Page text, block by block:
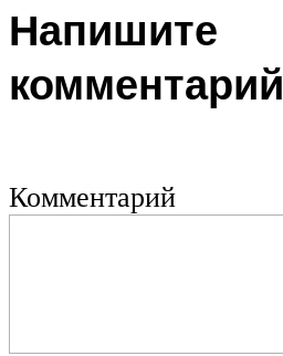
Напишите
комментарий
Комментарий